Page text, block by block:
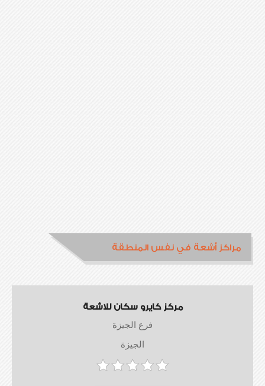
مراكز أشعة في نفس المنطقة
مركز كايرو سكان للاشعة
فرع الجيزة
الجيزة